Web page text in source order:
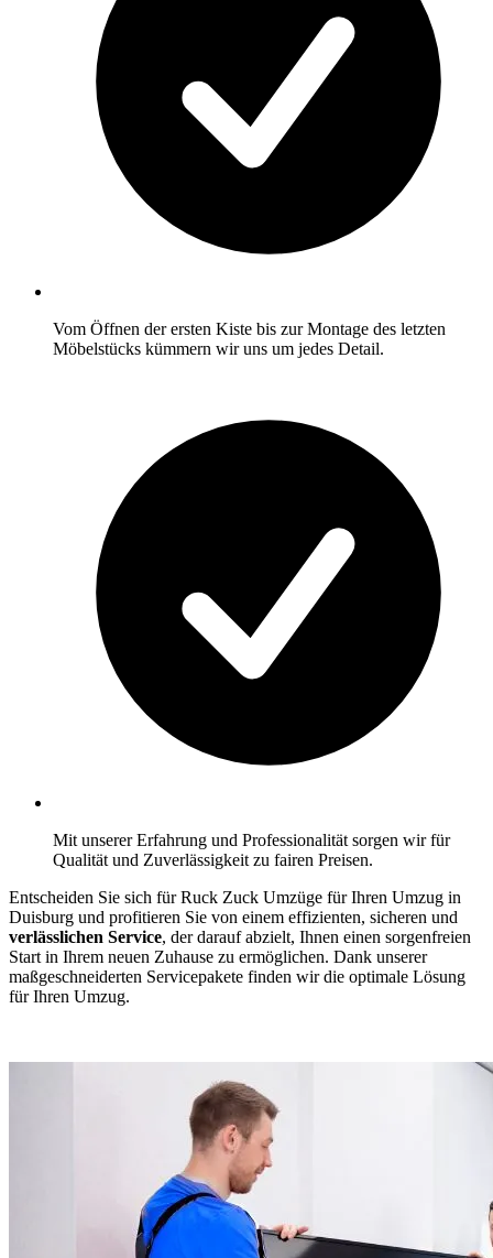
Vom Öffnen der ersten Kiste bis zur Montage des letzten
Möbelstücks kümmern wir uns um jedes Detail.
Mit unserer Erfahrung und Professionalität sorgen wir für
Qualität und Zuverlässigkeit zu fairen Preisen.
Entscheiden Sie sich für Ruck Zuck Umzüge für Ihren Umzug in
Duisburg und profitieren Sie von einem effizienten, sicheren und
verlässlichen Service, der darauf abzielt, Ihnen einen sorgenfreien
Start in Ihrem neuen Zuhause zu ermöglichen. Dank unserer
maßgeschneiderten Servicepakete finden wir die optimale Lösung
für Ihren Umzug.